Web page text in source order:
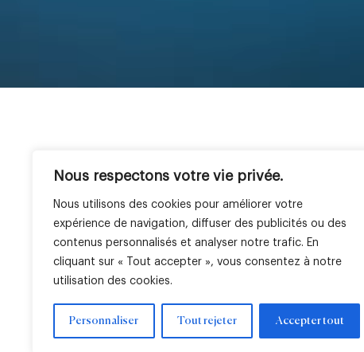
Nous respectons votre vie privée.
Nous utilisons des cookies pour améliorer votre
expérience de navigation, diffuser des publicités ou des
contenus personnalisés et analyser notre trafic. En
cliquant sur « Tout accepter », vous consentez à notre
utilisation des cookies.
Personnaliser Tout rejeter Accepter tout
La Società
Team
Expertise
Real Estate
Private Equity
Public Equity
Aree geografiche
Italia
Africa
Note legaliImpostazioni dei cookieMentions réglementaires